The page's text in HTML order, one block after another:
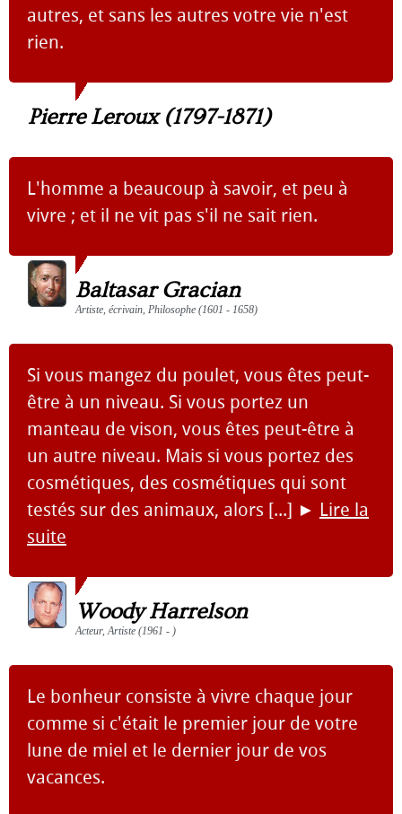
autres, et sans les autres votre vie n'est
rien.
Pierre Leroux (1797-1871)
L'homme a beaucoup à savoir, et peu à
vivre ; et il ne vit pas s'il ne sait rien.
Baltasar Gracian
Artiste, écrivain, Philosophe (1601 - 1658)
Si vous mangez du poulet, vous êtes peut-
être à un niveau. Si vous portez un
manteau de vison, vous êtes peut-être à
un autre niveau. Mais si vous portez des
cosmétiques, des cosmétiques qui sont
testés sur des animaux, alors [...] ► Lire la
suite
Woody Harrelson
Acteur, Artiste (1961 - )
Le bonheur consiste à vivre chaque jour
comme si c'était le premier jour de votre
lune de miel et le dernier jour de vos
vacances.